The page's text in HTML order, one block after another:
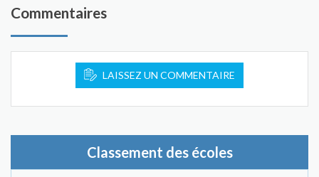
Commentaires
LAISSEZ UN COMMENTAIRE
Classement des écoles